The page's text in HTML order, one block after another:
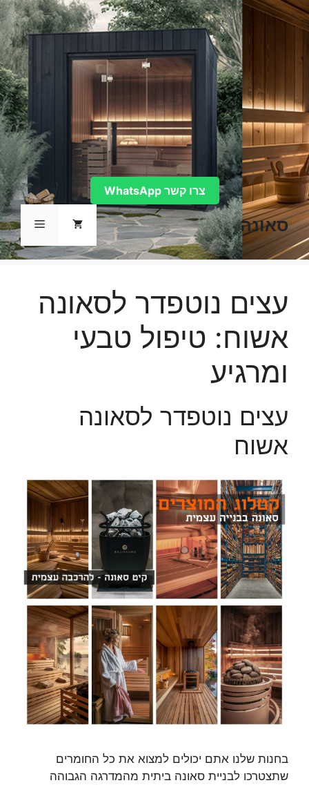
לדלג
לתוכן
סאונה תפריט
צרו קשר WhatsApp
עצים נוטפדר לסאונה
אשוח: טיפול טבעי
ומרגיע
עצים נוטפדר לסאונה
אשוח
בחנות שלנו אתם יכולים למצוא את כל החומרים
שתצטרכו לבניית סאונה ביתית מהמדרגה הגבוהה